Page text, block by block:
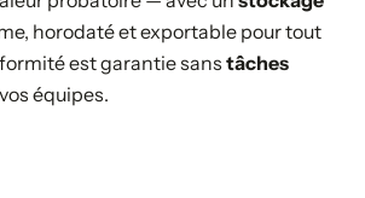
horodaté et exportable pour tout
est garantie sanstâches
équipes.